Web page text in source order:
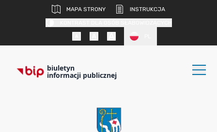
MAPA STRONY
INSTRUKCJA
biuletyn
informacji publicznej